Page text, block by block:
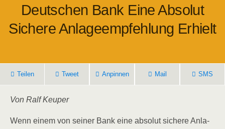
Deut­schen Bank Eine Abso­lut
Siche­re Anla­ge­emp­feh­lung Erhielt
Tei­len Tweet Anpin­nen Mail SMS
Von Ralf Keuper
Wenn einem von sei­ner Bank eine abso­lut siche­re Anla­